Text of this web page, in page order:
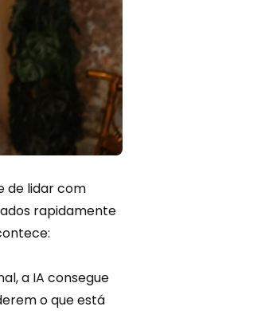
de lidar com
rapidamente
a IA consegue
o que está